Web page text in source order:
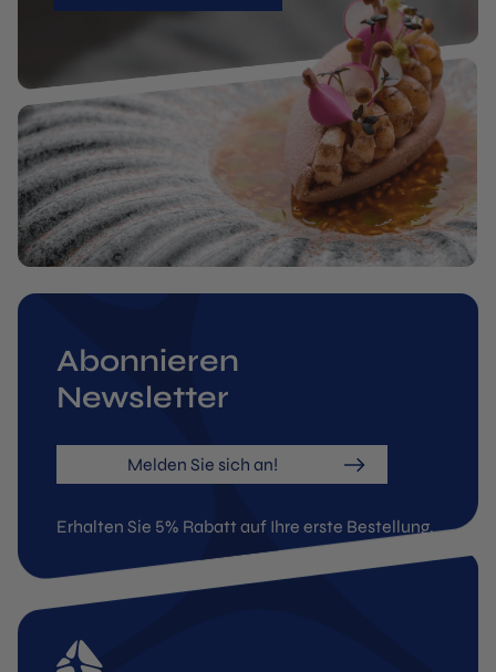
Abonnieren
Newsletter
Melden Sie sich an!
Erhalten Sie 5% Rabatt auf Ihre erste Bestellung.